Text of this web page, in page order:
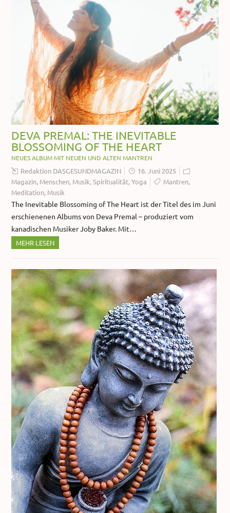
DEVA PREMAL: THE INEVITABLE
BLOSSOMING OF THE HEART
NEUES ALBUM MIT NEUEN UND ALTEN MANTREN
Redaktion DASGESUNDMAGAZIN
16. Juni 2025
Magazin, Menschen, Musik,Spiritualität,Yoga Mantren,
Meditation, Musik
The Inevitable Blossoming of The Heart ist der Titel des im Juni
erschienenen Albums von Deva Premal – produziert vom
kanadischen Musiker Joby Baker. Mit…
MEHR LESEN